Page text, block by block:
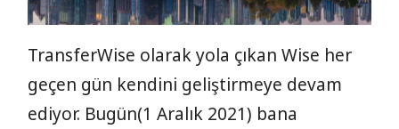
TransferWise olarak yola çıkan Wise her
geçen gün kendini geliştirmeye devam
ediyor. Bugün(1 Aralık 2021) bana